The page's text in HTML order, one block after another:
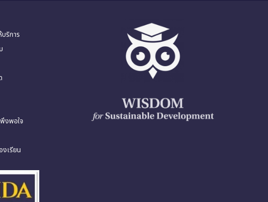
ริการ
งพอใจ
งเรียน